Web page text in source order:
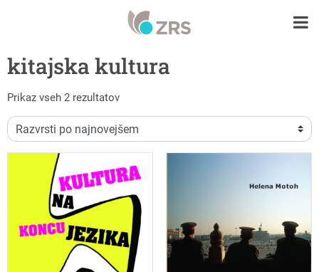
kitajska kultura
Prikaz vseh 2 rezultatovRazvrščeno po datumu